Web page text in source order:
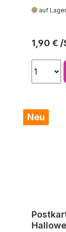
auf Lager
1,90 €
Neu